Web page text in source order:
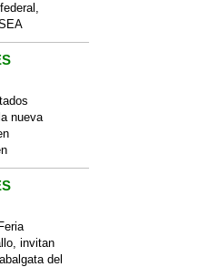
nueva
invitan
del